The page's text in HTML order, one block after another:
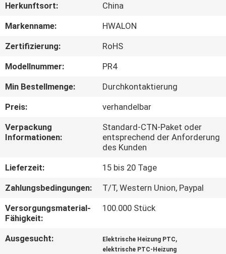
WERKSBESICHTIGUNG
QUALITÄTSKONTROLLE
KONTAKTIEREN
SIE
UNS
ANGEBOT
ANFORDERN
SITEMAP
Herkunftsort:
China
Markenname:
HWALON
Zertifizierung:
RoHS
Modellnummer:
PR4
Min Bestellmenge:
Durchkontaktierung
Preis:
verhandelbar
Verpackung
Informationen:
Standard-CTN-Paket oder
entsprechend der Anforderung
des Kunden
Lieferzeit:
15 bis 20 Tage
Zahlungsbedingungen:
T/T, Western Union, Paypal
Versorgungsmaterial-
Fähigkeit:
100.000 Stück
Ausgesucht: Elektrische Heizung PTC,
elektrische PTC-Heizung